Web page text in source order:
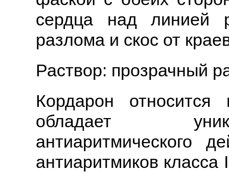
сердца над линией
разлома и скос от
Раствор: прозрачный
Кордарон
обладает
антиаритмического
антиаритмиков